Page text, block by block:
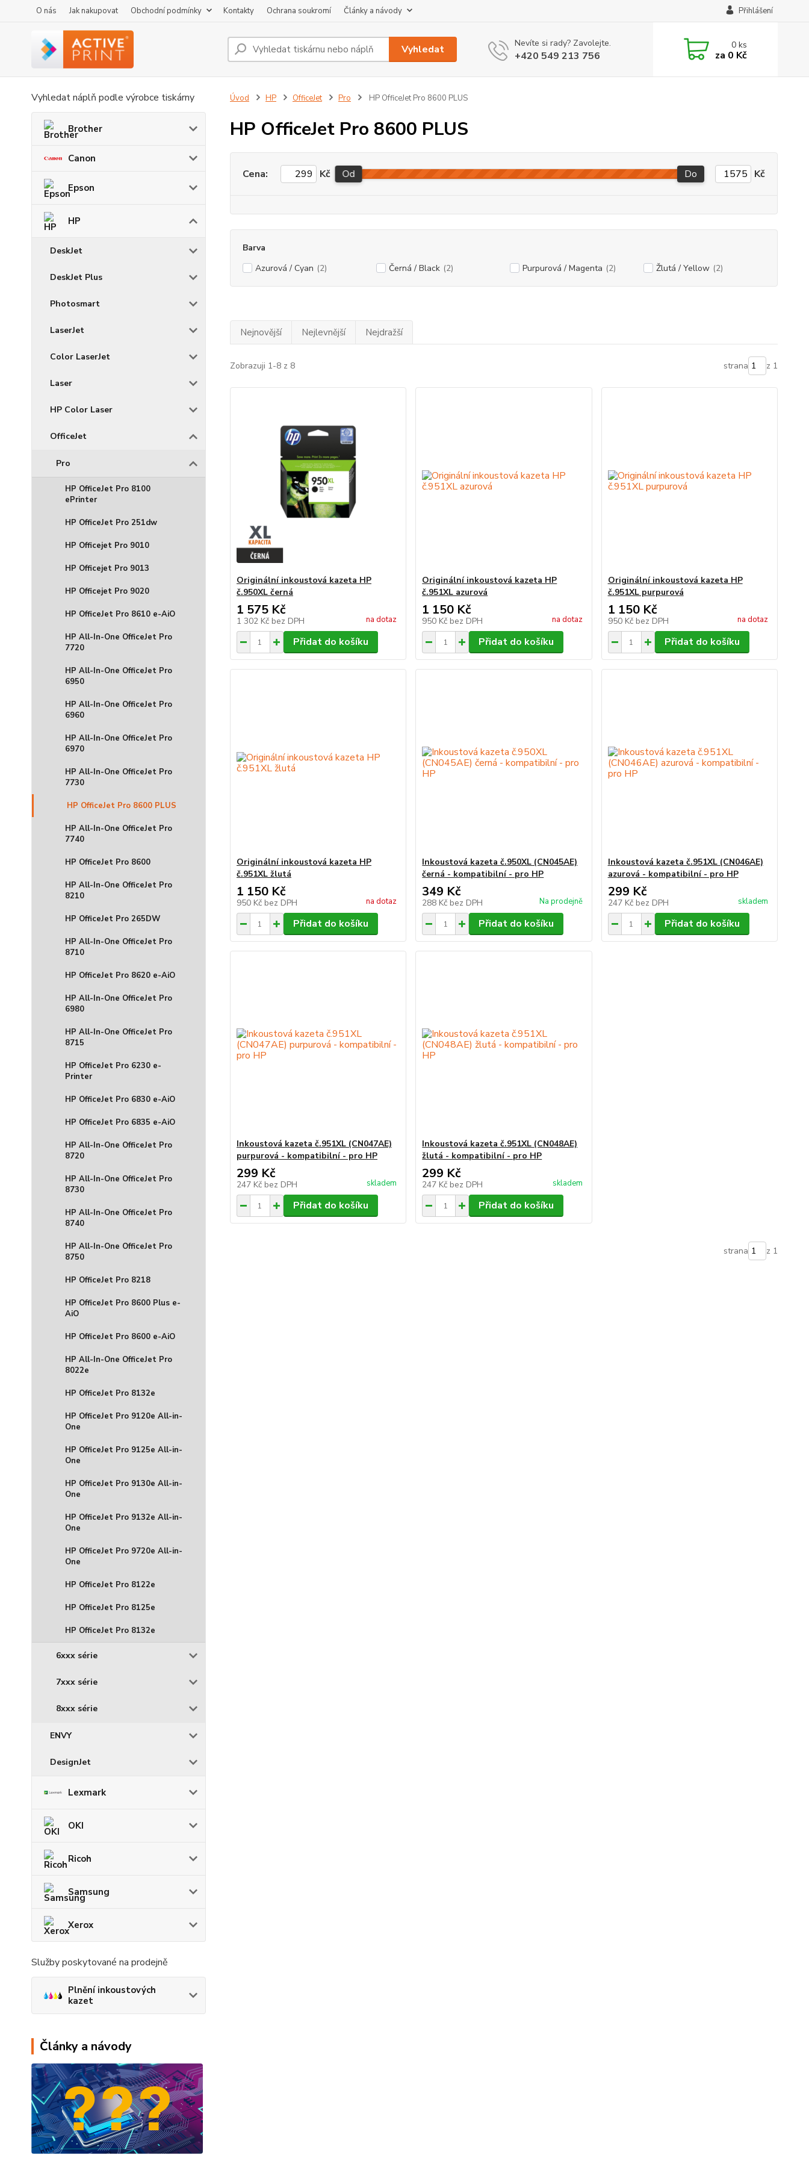
O nás Jak nakupovat Obchodní podmínky Kontakty Ochrana soukromí Články a návody Přihlášení
Vyhledat Nevíte si rady? Zavolejte.
+420 549 213 756
0ks
za 0 Kč
Vyhledat náplň podle výrobce tiskárny
Brother
Canon
Epson
HP
DeskJet
DeskJet Plus
Photosmart
LaserJet
Color LaserJet
Laser
HP Color Laser
OfficeJet
Pro
HP OfficeJet Pro 8100
ePrinter
HP OfficeJet Pro 251dw
HP Officejet Pro 9010
HP Officejet Pro 9013
HP Officejet Pro 9020
HP OfficeJet Pro 8610 e-AiO
HP All-In-One OfficeJet Pro
7720
HP All-In-One OfficeJet Pro
6950
HP All-In-One OfficeJet Pro
6960
HP All-In-One OfficeJet Pro
6970
HP All-In-One OfficeJet Pro
7730
HP OfficeJet Pro 8600 PLUS
HP All-In-One OfficeJet Pro
7740
HP OfficeJet Pro 8600
HP All-In-One OfficeJet Pro
8210
HP OfficeJet Pro 265DW
HP All-In-One OfficeJet Pro
8710
HP OfficeJet Pro 8620 e-AiO
HP All-In-One OfficeJet Pro
6980
HP All-In-One OfficeJet Pro
8715
HP OfficeJet Pro 6230 e-
Printer
HP OfficeJet Pro 6830 e-AiO
HP OfficeJet Pro 6835 e-AiO
HP All-In-One OfficeJet Pro
8720
HP All-In-One OfficeJet Pro
8730
HP All-In-One OfficeJet Pro
8740
HP All-In-One OfficeJet Pro
8750
HP OfficeJet Pro 8218
HP OfficeJet Pro 8600 Plus e-
AiO
HP OfficeJet Pro 8600 e-AiO
HP All-In-One OfficeJet Pro
8022e
HP OfficeJet Pro 8132e
HP OfficeJet Pro 9120e All-in-
One
HP OfficeJet Pro 9125e All-in-
One
HP OfficeJet Pro 9130e All-in-
One
HP OfficeJet Pro 9132e All-in-
One
HP OfficeJet Pro 9720e All-in-
One
HP OfficeJet Pro 8122e
HP OfficeJet Pro 8125e
HP OfficeJet Pro 8132e
6xxx série
7xxx série
8xxx série
ENVY
DesignJet
Lexmark
OKI
Ricoh
Samsung
Xerox
Služby poskytované na prodejně
Plnění inkoustových
kazet
Články a návody
Úvod HP OfficeJet Pro HP OfficeJet Pro 8600 PLUS
HP OfficeJet Pro 8600 PLUS
Cena: Kč Od Do Kč
Barva
Azurová / Cyan (2) Černá / Black (2) Purpurová / Magenta (2) Žlutá / Yellow (2)
Nejnovější Nejlevnější Nejdražší
Zobrazuji 1-8 z 8 strana z 1
Originální inkoustová kazeta HP
č.950XL černá
1 575 Kč
1 302 Kč bez DPH na dotaz
Přidat do košíku
Originální inkoustová kazeta HP
č.951XL azurová
1 150 Kč
950 Kč bez DPH na dotaz
Přidat do košíku
Originální inkoustová kazeta HP
č.951XL purpurová
1 150 Kč
950 Kč bez DPH na dotaz
Přidat do košíku
Originální inkoustová kazeta HP
č.951XL žlutá
1 150 Kč
950 Kč bez DPH na dotaz
Přidat do košíku
Inkoustová kazeta č.950XL (CN045AE)
černá - kompatibilní - pro HP
349 Kč
288 Kč bez DPH Na prodejně
Přidat do košíku
Inkoustová kazeta č.951XL (CN046AE)
azurová - kompatibilní - pro HP
299 Kč
247 Kč bez DPH skladem
Přidat do košíku
Inkoustová kazeta č.951XL (CN047AE)
purpurová - kompatibilní - pro HP
299 Kč
247 Kč bez DPH skladem
Přidat do košíku
Inkoustová kazeta č.951XL (CN048AE)
žlutá - kompatibilní - pro HP
299 Kč
247 Kč bez DPH skladem
Přidat do košíku
strana z 1